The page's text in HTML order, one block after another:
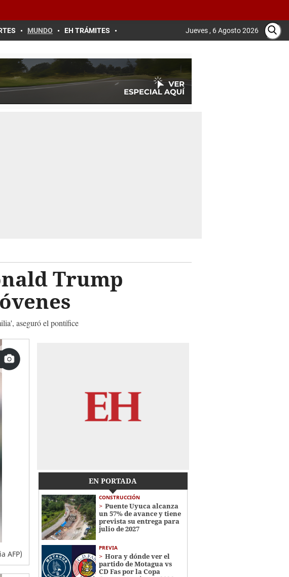
MUNDO EH TRÁMITES Jueves , 6 Agosto 2026
Trump
aseguró el pontífice
AFP)
EN PORTADA
CONSTRUCCIÓN
Puente Uyuca alcanza
un 57% de avance y tiene
prevista su entrega para
julio de 2027
PREVIA
Hora y dónde ver el
partido de Motagua vs
CD Fas por la Copa